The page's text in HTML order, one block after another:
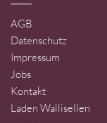
AGB
Datenschutz
Impressum
Jobs
Kontakt
Laden Wallisellen